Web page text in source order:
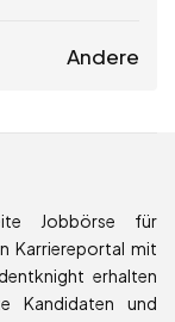
Andere
Jobbörse für
Karriereportal mit
erhalten
Kandidaten und